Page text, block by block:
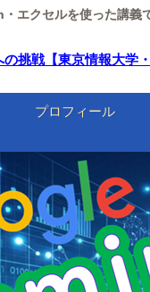
エクセルを使った講義
の挑戦【東京情報大
プロフィール